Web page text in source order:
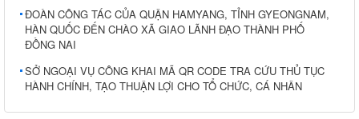
ĐOÀN CÔNG TÁC CỦA QUẬN HAMYANG, TỈNH GYEONGNAM,
HÀN QUỐC ĐẾN CHÀO XÃ GIAO LÃNH ĐẠO THÀNH PHỐ
ĐỒNG NAI
SỞ NGOẠI VỤ CÔNG KHAI MÃ QR CODE TRA CỨU THỦ TỤC
HÀNH CHÍNH, TẠO THUẬN LỢI CHO TỔ CHỨC, CÁ NHÂN